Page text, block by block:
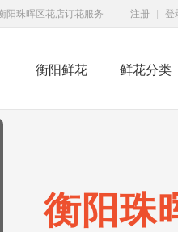
阳珠晖区花店订花服务 注册 登
衡阳鲜花 鲜花分类
衡阳珠